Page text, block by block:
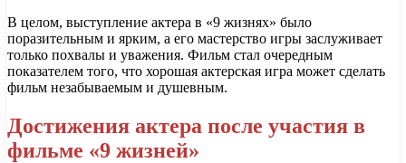
В целом, выступление актера в «9 жизнях» было
поразительным и ярким, а его мастерство игры заслуживает
только похвалы и уважения. Фильм стал очередным
показателем того, что хорошая актерская игра может сделать
фильм незабываемым и душевным.
Достижения актера после участия в
фильме «9 жизней»